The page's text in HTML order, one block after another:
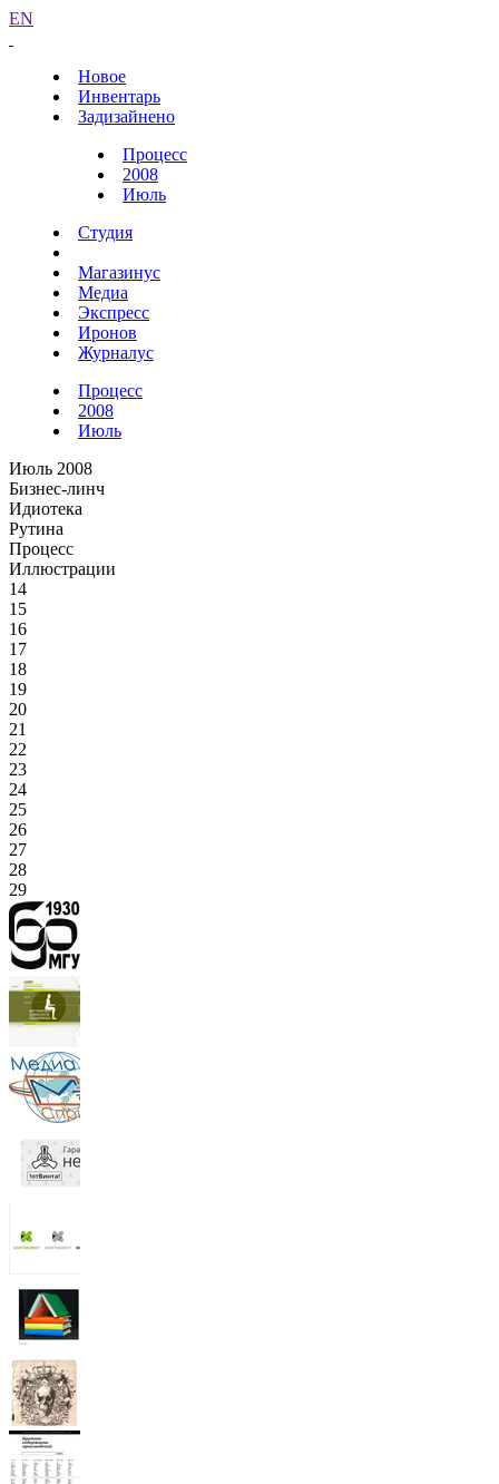
EN
Новое
Инвентарь
Задизайнено
Процесс
2008
Июль
Студия
Магазинус
Медиа
Экспресс
Иронов
Журналус
Процесс
2008
Июль
Июль 2008
Бизнес-линч
Идиотека
Рутина
Процесс
Иллюстрации
14
15
16
17
18
19
20
21
22
23
24
25
26
27
28
29